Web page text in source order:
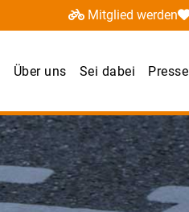
Mitglied werden
Über uns Sei dabei Presse